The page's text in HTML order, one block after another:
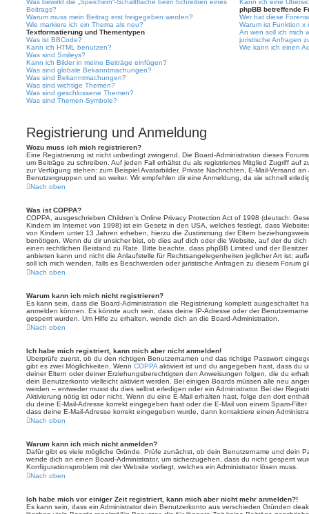
Was bewirkt die „Speichern“-Schaltfläche beim Schreiben eines
Beitrags?
Warum muss mein Beitrag erst freigegeben werden?
Wie markiere ich ein Thema als neu?
Textformatierung und Thementypen
Was ist BBCode?
Kann ich HTML benutzen?
Was sind Smileys?
Kann ich Bilder in meine Beiträge einfügen?
Was sind globale Bekanntmachungen?
Was sind Bekanntmachungen?
Was sind wichtige Themen?
Was sind geschlossene Themen?
Was sind Themen-Symbole?
Kann ich eine
phpBB betreffende
Wer hat diese
Warum ist Funktion
An wen soll ich mich
juristische Anfragen
Wie kann ich einen
Registrierung und Anmeldung
Wozu muss ich mich registrieren?
Eine Registrierung ist nicht unbedingt zwingend. Die Board-Administration dieses
um Beiträge zu schreiben. Auf jeden Fall erhältst du als registriertes Mitglied Zugriff auf
zur Verfügung stehen: zum Beispiel Avatarbilder, Private Nachrichten, E-Mail-Versand
Benutzergruppen und so weiter. Wir empfehlen dir eine Anmeldung, da sie schnell
Nach oben
Was ist COPPA?
COPPA, ausgeschrieben Children’s Online Privacy Protection Act of 1998 (deutsch:
Kindern im Internet von 1998) ist ein Gesetz in den USA, welches festlegt, dass
von Kindern unter 13 Jahren erheben, hierzu die Zustimmung der Eltern
benötigen. Wenn du dir unsicher bist, ob dies auf dich oder die Website, auf der du
einen rechtlichen Beistand zu Rate. Bitte beachte, dass phpBB Limited und der
anbieten kann und nicht die Anlaufstelle für Rechtsangelegenheiten jeglicher Art ist;
soll ich mich wenden, falls es Beschwerden oder juristische Anfragen zu diesem Forum
Nach oben
Warum kann ich mich nicht registrieren?
Es kann sein, dass die Board-Administration die Registrierung komplett ausgeschaltet
anmelden können. Es könnte auch sein, dass deine IP-Adresse oder der
gesperrt wurden. Um Hilfe zu erhalten, wende dich an die Board-Administration.
Nach oben
Ich habe mich registriert, kann mich aber nicht anmelden!
Überprüfe zuerst, ob du den richtigen Benutzernamen und das richtige Passwort
gibt es zwei Möglichkeiten. Wenn COPPA aktiviert ist und du angegeben hast, dass du
deiner Eltern oder deiner Erziehungsberechtigten den Anweisungen folgen, die du
dein Benutzerkonto vielleicht aktiviert werden. Bei einigen Boards müssen alle neu
werden – entweder musst du dies selbst erledigen oder ein Administrator. Bei der
Aktivierung nötig ist oder nicht. Wenn du eine E-Mail erhalten hast, folge den dort
du deine E-Mail-Adresse korrekt eingegeben hast oder die E-Mail von einem Spam-
dass deine E-Mail-Adresse korrekt eingegeben wurde, dann kontaktiere einen
Nach oben
Warum kann ich mich nicht anmelden?
Dafür gibt es viele mögliche Gründe. Prüfe zunächst, ob dein Benutzername und dein
wende dich an einen Board-Administrator, um sicherzugehen, dass du nicht gesperrt
Konfigurationsproblem mit der Website vorliegt, welches ein Administrator lösen muss.
Nach oben
Ich habe mich vor einiger Zeit registriert, kann mich aber nicht mehr anmelden?!
Es kann sein, dass ein Administrator dein Benutzerkonto aus verschieden Gründen